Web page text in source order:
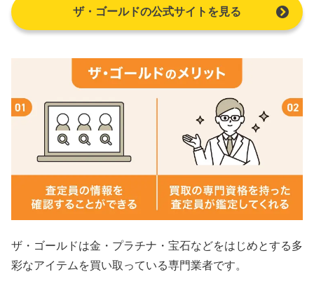
ザ・ゴールドの公式サイトを見る
ザ・ゴールドは金・プラチナ・宝石などをはじめとする多
彩なアイテムを買い取っている専門業者です。